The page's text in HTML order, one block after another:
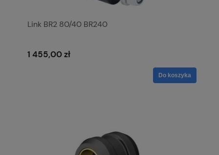
Link BR2 80/40 BR240
1 455,00 zł
Do koszyka